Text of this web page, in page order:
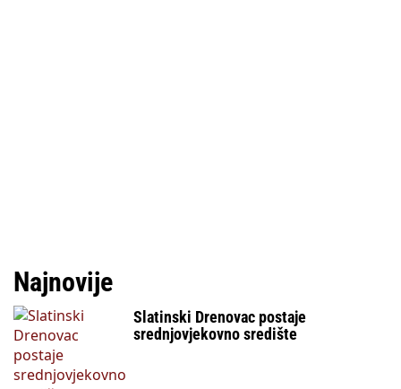
Najnovije
Slatinski Drenovac postaje
srednjovjekovno središte